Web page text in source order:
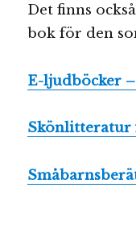
Det finns
bok för den
E-ljudböcker
Skönlitteratur